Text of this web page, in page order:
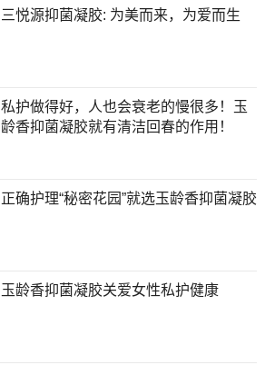
三悦源抑菌凝胶: 为美而来，为爱而生
私护做得好，人也会衰老的慢很多！玉
龄香抑菌凝胶就有清洁回春的作用！
正确护理“秘密花园”就选玉龄香抑菌凝胶
玉龄香抑菌凝胶关爱女性私护健康